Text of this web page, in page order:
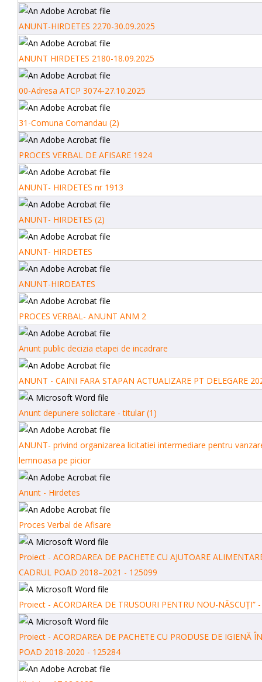
ANUNT-HIRDETES 2270-30.09.2025
ANUNT HIRDETES 2180-18.09.2025
00-Adresa ATCP 3074-27.10.2025
31-Comuna Comandau (2)
PROCES VERBAL DE AFISARE 1924
ANUNT- HIRDETES nr 1913
ANUNT- HIRDETES (2)
ANUNT- HIRDETES
ANUNT-HIRDEATES
PROCES VERBAL- ANUNT ANM 2
Anunt public decizia etapei de incadrare
ANUNT - CAINI FARA STAPAN ACTUALIZARE PT DELEGARE
Anunt depunere solicitare - titular (1)
ANUNT- privind organizarea licitatiei intermediare pentru
lemnoasa pe picior
Anunt - Hirdetes
Proces Verbal de Afisare
Proiect - ACORDAREA DE PACHETE CU AJUTOARE
CADRUL POAD 2018–2021 - 125099
Proiect - ACORDAREA DE TRUSOURI PENTRU NOU-NĂSCUȚI”
Proiect - ACORDAREA DE PACHETE CU PRODUSE DE IGIENĂ
POAD 2018-2020 - 125284